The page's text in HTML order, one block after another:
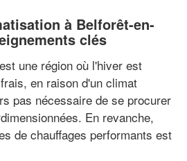
à Belforêt-en-
clés
une région où l'hiver est
en raison d'un climat
pas nécessaire de se procurer
En revanche,
de chauffages performants est